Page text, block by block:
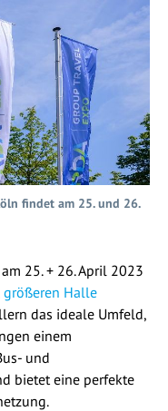
findet am 25. und 26.
25. + 26. April 2023
größeren Halle
das ideale Umfeld,
einem
und
bietet eine perfekte